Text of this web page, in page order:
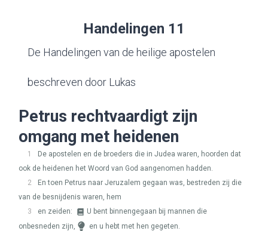
Handelingen 11
De Handelingen van de heilige apostelen
beschreven door Lukas
Petrus rechtvaardigt zijn
omgang met heidenen
1
De apostelen en de broeders die in Judea waren, hoorden dat
ook de heidenen het Woord van God aangenomen hadden.
2
En toen Petrus naar Jeruzalem gegaan was, bestreden zij die
van de besnijdenis waren, hem
3
en zeiden:
U bent binnengegaan bij mannen die
onbesneden zijn,
en u hebt met hen gegeten.